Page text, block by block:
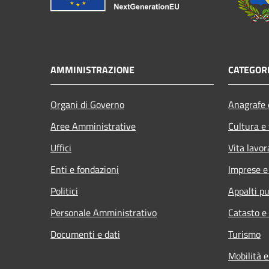
AMMINISTRAZIONE
Organi di Governo
Aree Amministrative
Uffici
Enti e fondazioni
Politici
Personale Amministrativo
Documenti e dati
Cultura
Vita
Imprese
Appalti
Catasto
Turismo
Mobilità